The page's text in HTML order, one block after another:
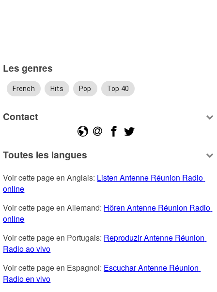
Les genres
French Hits Pop Top 40
Contact
Toutes les langues
Voir cette page en Anglais: Listen Antenne Réunion Radio
online
Voir cette page en Allemand: Hören Antenne Réunion Radio
online
Voir cette page en Portugais: Reproduzir Antenne Réunion
Radio ao vivo
Voir cette page en Espagnol: Escuchar Antenne Réunion
Radio en vivo